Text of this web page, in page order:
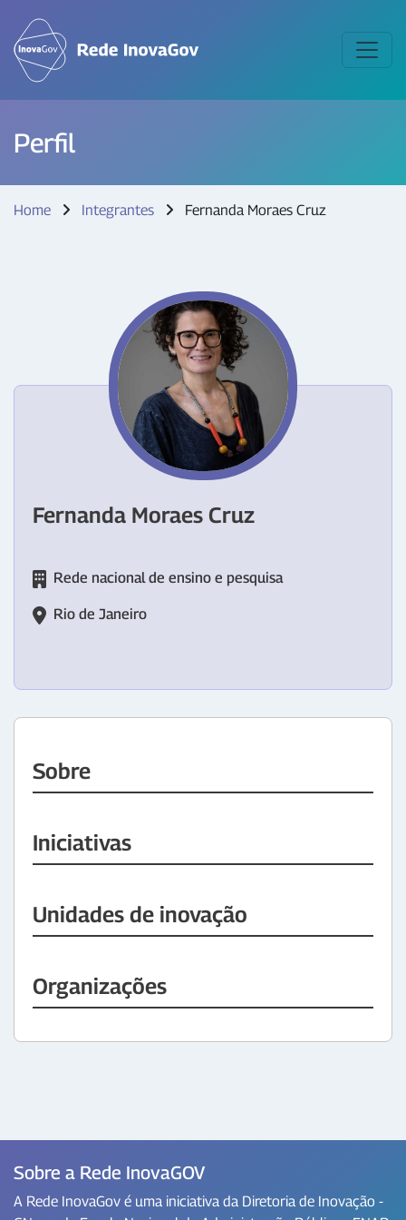
Perfil
Home Integrantes Fernanda Moraes Cruz
Fernanda Moraes Cruz
Rede nacional de ensino e pesquisa
Rio de Janeiro
Sobre
Iniciativas
Unidades de inovação
Organizações
Sobre a Rede InovaGOV
A Rede InovaGov é uma iniciativa da Diretoria de Inovação -